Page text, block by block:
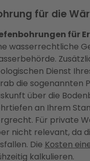
für die
für
wasserrechtliche
Dienst
die sogenannten
über die
an Ihrem
Für private
nicht relevant, da
Die Kosten
kalkulieren.